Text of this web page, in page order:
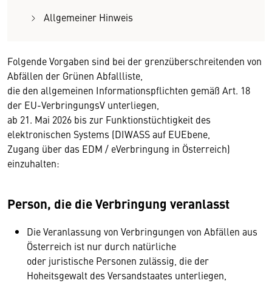
Allgemeiner Hinweis
Folgende Vorgaben sind bei der grenzüberschreitenden von
Abfällen der Grünen Abfallliste,
die den allgemeinen Informationspflichten gemäß Art. 18
der EU-VerbringungsV unterliegen,
ab 21. Mai 2026 bis zur Funktionstüchtigkeit des
elektronischen Systems (DIWASS auf EUEbene,
Zugang über das EDM / eVerbringung in Österreich)
einzuhalten:
Person, die die Verbringung veranlasst
Die Veranlassung von Verbringungen von Abfällen aus
Österreich ist nur durch natürliche
oder juristische Personen zulässig, die der
Hoheitsgewalt des Versandstaates unterliegen,